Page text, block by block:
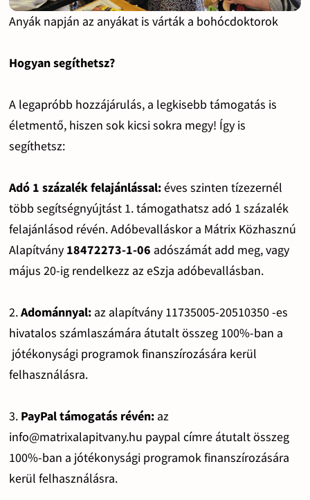
Anyák napján az anyákat is várták a bohócdoktorok
Hogyan segíthetsz?
A legapróbb hozzájárulás, a legkisebb támogatás is
életmentő, hiszen sok kicsi sokra megy! Így is
segíthetsz:
Adó 1 százalék felajánlással:éves szinten tízezernél
több segítségnyújtást 1. támogathatsz adó 1 százalék
felajánlásod révén. Adóbevalláskor a Mátrix Közhasznú
Alapítvány 18472273-1-06 adószámát add meg, vagy
május 20-ig rendelkezz az eSzja adóbevallásban.
2.Adománnyal: az alapítvány 11735005-20510350 -es
hivatalos számlaszámára átutalt összeg 100%-ban a
jótékonysági programok finanszírozására kerül
felhasználásra.
3. PayPal támogatás révén: az
info@matrixalapitvany.hu paypal címre átutalt összeg
100%-ban a jótékonysági programok finanszírozására
kerül felhasználásra.